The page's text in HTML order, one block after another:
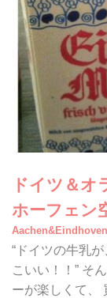
ドイツ＆オ
ホーフェン
Aachen&Eindhoven
“ドイツの牛乳
こいい！！” そ
ーが楽しくて、